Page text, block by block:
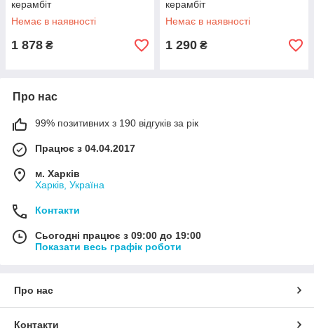
керамбіт
Немає в наявності
1 878 ₴
керамбіт
Немає в наявності
1 290 ₴
Про нас
99% позитивних з 190 відгуків за рік
Працює з 04.04.2017
м. Харків
Харків, Україна
Контакти
Сьогодні працює з 09:00 до 19:00
Показати весь графік роботи
Про нас
Контакти